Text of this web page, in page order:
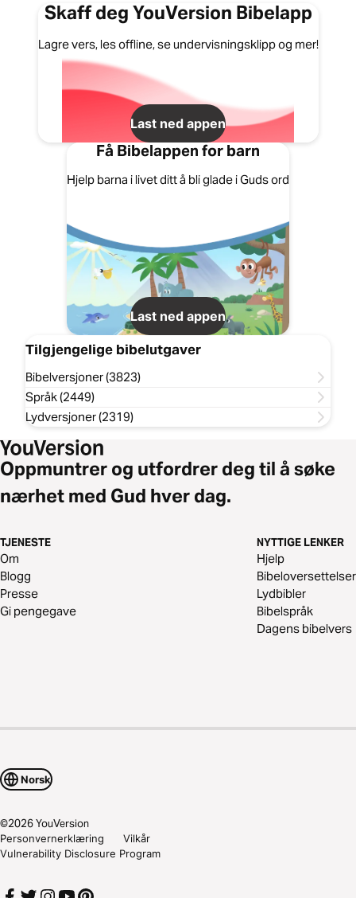
Skaff deg YouVersion Bibelapp
Lagre vers, les offline, se undervisningsklipp og mer!
Last ned appen
Få Bibelappen for barn
Hjelp barna i livet ditt å bli glade i Guds ord
Last ned appen
Tilgjengelige bibelutgaver
Bibelversjoner (3823)
Språk (2449)
Lydversjoner (2319)
Oppmuntrer og utfordrer deg til å søke
nærhet med Gud hver dag.
TJENESTE
Om
Blogg
Presse
Gi pengegave
NYTTIGE LENKER
Hjelp
Bibeloversettelser
Lydbibler
Bibelspråk
Dagens bibelvers
Norsk
©2026YouVersion
Personvernerklæring
Vilkår
Vulnerability Disclosure Program